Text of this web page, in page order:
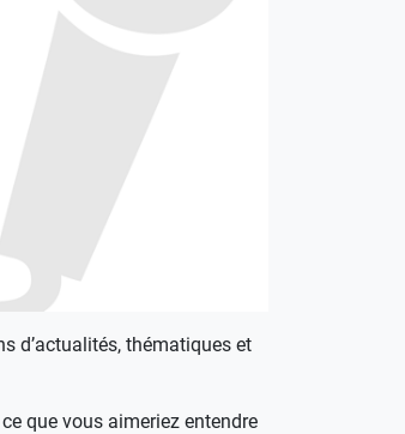
d’actualités, thématiques et
que vous aimeriez entendre